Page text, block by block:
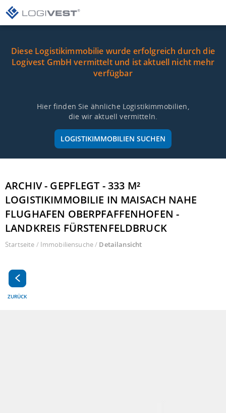
Diese Logistikimmobilie wurde erfolgreich durch die
Logivest GmbH vermittelt und ist aktuell nicht mehr
verfügbar
Hier finden Sie ähnliche Logistikimmobilien,
die wir aktuell vermitteln.
LOGISTIKIMMOBILIEN SUCHEN
ARCHIV - GEPFLEGT - 333 M²
LOGISTIKIMMOBILIE IN MAISACH NAHE
FLUGHAFEN OBERPFAFFENHOFEN -
LANDKREIS FÜRSTENFELDBRUCK
Startseite / Immobiliensuche/ Detailansicht
ZURÜCK